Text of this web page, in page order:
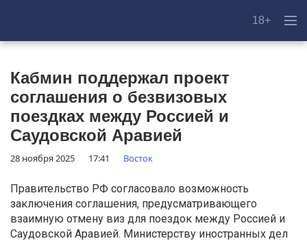
18+
Кабмин поддержал проект
соглашения о безвизовых
поездках между Россией и
Саудовской Аравией
28 ноября 2025 17:41 Восток
Правительство РФ согласовало возможность
заключения соглашения, предусматривающего
взаимную отмену виз для поездок между Россией и
Саудовской Аравией. Министерству иностранных дел